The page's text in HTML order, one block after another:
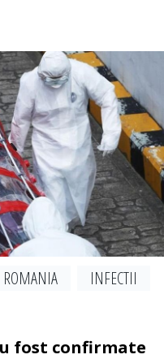
ROMANIA
INFECTII
fost confirmate